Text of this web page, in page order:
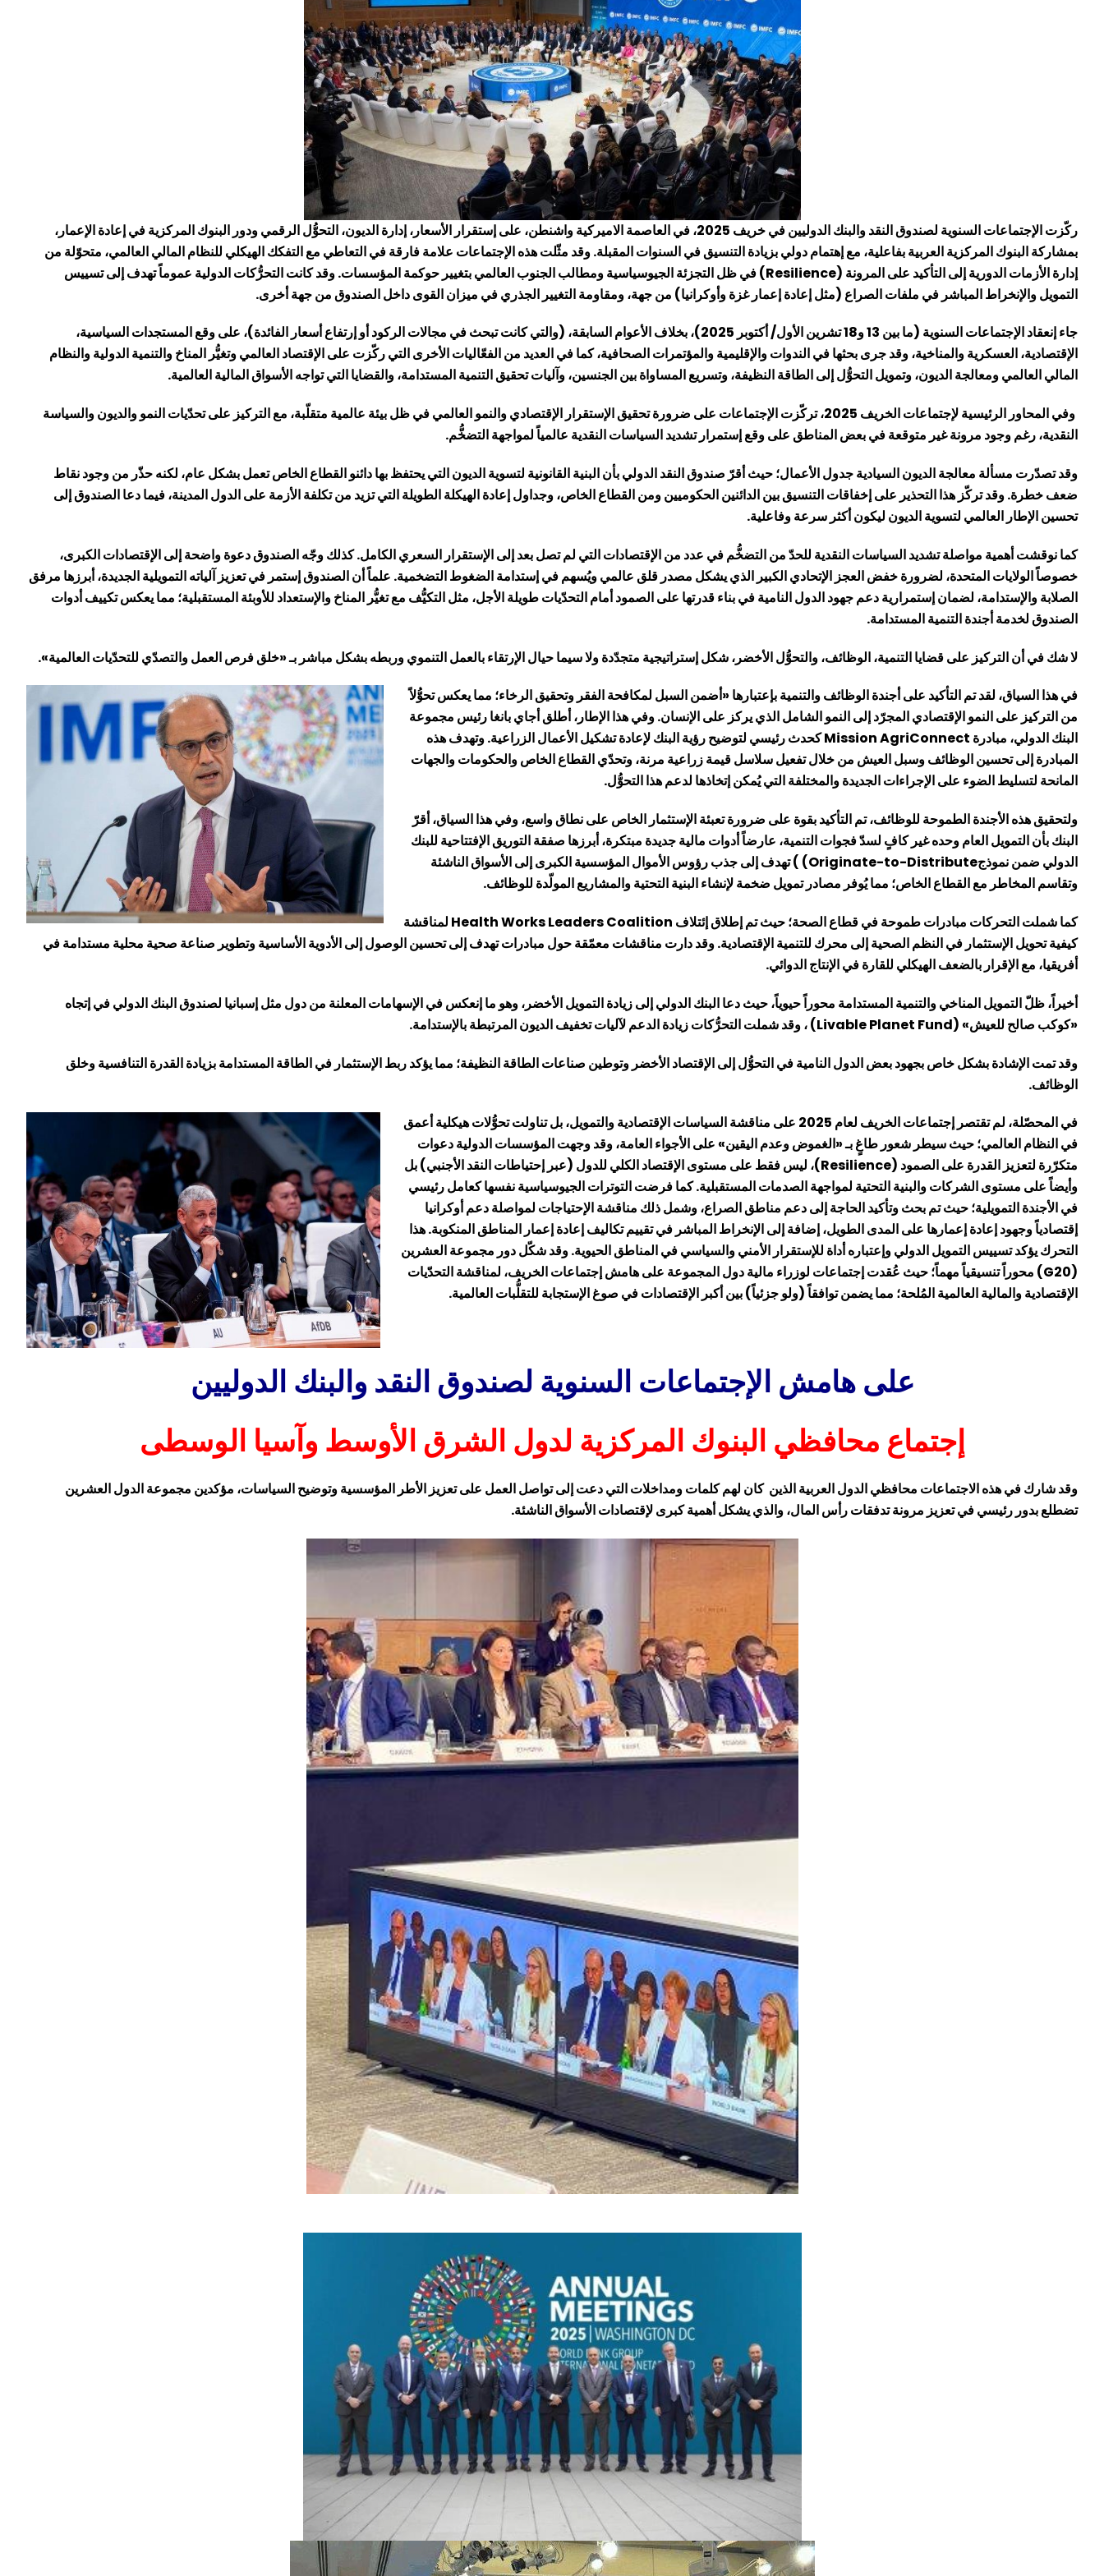
ركّزت الإجتماعات السنوية لصندوق النقد والبنك الدوليين في خريف 2025، في العاصمة الاميركية واشنطن، على إستقرار الأسعار، إدارة الديون، التحوُّل الرقمي ودور البنوك المركزية في إعادة الإعمار،
بمشاركة البنوك المركزية العربية بفاعلية، مع إهتمام دولي بزيادة التنسيق في السنوات المقبلة. وقد مثّلت هذه الإجتماعات علامة فارقة في التعاطي مع التفكك الهيكلي للنظام المالي العالمي، متحوّلة من
إدارة الأزمات الدورية إلى التأكيد على المرونة (Resilience) في ظل التجزئة الجيوسياسية ومطالب الجنوب العالمي بتغيير حوكمة المؤسسات. وقد كانت التحرُّكات الدولية عموماً تهدف إلى تسييس
التمويل والإنخراط المباشر في ملفات الصراع (مثل إعادة إعمار غزة وأوكرانيا) من جهة، ومقاومة التغيير الجذري في ميزان القوى داخل الصندوق من جهة أخرى.
جاء إنعقاد الإجتماعات السنوية (ما بين 13 و18 تشرين الأول/ أكتوبر 2025)، بخلاف الأعوام السابقة، (والتي كانت تبحث في مجالات الركود أو إرتفاع أسعار الفائدة)، على وقع المستجدات السياسية،
الإقتصادية، العسكرية والمناخية، وقد جرى بحثها في الندوات والإقليمية والمؤتمرات الصحافية، كما في العديد من الفعّاليات الأخرى التي ركّزت على الإقتصاد العالمي وتغيُّر المناخ والتنمية الدولية والنظام
المالي العالمي ومعالجة الديون، وتمويل التحوُّل إلى الطاقة النظيفة، وتسريع المساواة بين الجنسين، وآليات تحقيق التنمية المستدامة، والقضايا التي تواجه الأسواق المالية العالمية.
وفي المحاور الرئيسية لإجتماعات الخريف 2025، تركّزت الإجتماعات على ضرورة تحقيق الإستقرار الإقتصادي والنمو العالمي في ظل بيئة عالمية متقلّبة، مع التركيز على تحدّيات النمو والديون والسياسة
النقدية، رغم وجود مرونة غير متوقعة في بعض المناطق على وقع إستمرار تشديد السياسات النقدية عالمياً لمواجهة التضخُّم.
وقد تصدّرت مسألة معالجة الديون السيادية جدول الأعمال؛ حيث أقرّ صندوق النقد الدولي بأن البنية القانونية لتسوية الديون التي يحتفظ بها دائنو القطاع الخاص تعمل بشكل عام، لكنه حذّر من وجود نقاط
ضعف خطرة. وقد تركّز هذا التحذير على إخفاقات التنسيق بين الدائنين الحكوميين ومن القطاع الخاص، وجداول إعادة الهيكلة الطويلة التي تزيد من تكلفة الأزمة على الدول المدينة، فيما دعا الصندوق إلى
تحسين الإطار العالمي لتسوية الديون ليكون أكثر سرعة وفاعلية.
كما نوقشت أهمية مواصلة تشديد السياسات النقدية للحدّ من التضخُّم في عدد من الإقتصادات التي لم تصل بعد إلى الإستقرار السعري الكامل. كذلك وجّه الصندوق دعوة واضحة إلى الإقتصادات الكبرى،
خصوصاً الولايات المتحدة، لضرورة خفض العجز الإتحادي الكبير الذي يشكل مصدر قلق عالمي ويُسهم في إستدامة الضغوط التضخمية. علماً أن الصندوق إستمر في تعزيز آلياته التمويلية الجديدة، أبرزها مرفق
الصلابة والإستدامة، لضمان إستمرارية دعم جهود الدول النامية في بناء قدرتها على الصمود أمام التحدّيات طويلة الأجل، مثل التكيُّف مع تغيُّر المناخ والإستعداد للأوبئة المستقبلية؛ مما يعكس تكييف أدوات
الصندوق لخدمة أجندة التنمية المستدامة.
لا شك في أن التركيز على قضايا التنمية، الوظائف، والتحوُّل الأخضر، شكل إستراتيجية متجدّدة ولا سيما حيال الإرتقاء بالعمل التنموي وربطه بشكل مباشر بـ «خلق فرص العمل والتصدّي للتحدّيات العالمية».
في هذا السياق، لقد تم التأكيد على أجندة الوظائف والتنمية بإعتبارها «أضمن السبل لمكافحة الفقر وتحقيق الرخاء؛ مما يعكس تحوُّلاً
من التركيز على النمو الإقتصادي المجرّد إلى النمو الشامل الذي يركز على الإنسان. وفي هذا الإطار، أطلق أجاي بانغا رئيس مجموعة
البنك الدولي، مبادرة Mission AgriConnectكحدث رئيسي لتوضيح رؤية البنك لإعادة تشكيل الأعمال الزراعية. وتهدف هذه
المبادرة إلى تحسين الوظائف وسبل العيش من خلال تفعيل سلاسل قيمة زراعية مرنة، وتحدّي القطاع الخاص والحكومات والجهات
المانحة لتسليط الضوء على الإجراءات الجديدة والمختلفة التي يُمكن إتخاذها لدعم هذا التحوُّل.
ولتحقيق هذه الأجندة الطموحة للوظائف، تم التأكيد بقوة على ضرورة تعبئة الإستثمار الخاص على نطاق واسع، وفي هذا السياق، أقرّ
البنك بأن التمويل العام وحده غير كافٍ لسدّ فجوات التنمية، عارضاً أدوات مالية جديدة مبتكرة، أبرزها صفقة التوريق الإفتتاحية للبنك
الدولي ضمن نموذجOriginate-to-Distribute) ) تهدف إلى جذب رؤوس الأموال المؤسسية الكبرى إلى الأسواق الناشئة
وتقاسم المخاطر مع القطاع الخاص؛ مما يُوفر مصادر تمويل ضخمة لإنشاء البنية التحتية والمشاريع المولّدة للوظائف.
كما شملت التحركات مبادرات طموحة في قطاع الصحة؛ حيث تم إطلاق إئتلاف Health Works Leaders Coalition لمناقشة
كيفية تحويل الإستثمار في النظم الصحية إلى محرك للتنمية الإقتصادية. وقد دارت مناقشات معمّقة حول مبادرات تهدف إلى تحسين الوصول إلى الأدوية الأساسية وتطوير صناعة صحية محلية مستدامة في
أفريقيا، مع الإقرار بالضعف الهيكلي للقارة في الإنتاج الدوائي.
أخيراً، ظلّ التمويل المناخي والتنمية المستدامة محوراً حيوياً، حيث دعا البنك الدولي إلى زيادة التمويل الأخضر، وهو ما إنعكس في الإسهامات المعلنة من دول مثل إسبانيا لصندوق البنك الدولي في إتجاه
«كوكب صالح للعيش» (Livable Planet Fund) ، وقد شملت التحرُّكات زيادة الدعم لآليات تخفيف الديون المرتبطة بالإستدامة.
وقد تمت الإشادة بشكل خاص بجهود بعض الدول النامية في التحوُّل إلى الإقتصاد الأخضر وتوطين صناعات الطاقة النظيفة؛ مما يؤكد ربط الإستثمار في الطاقة المستدامة بزيادة القدرة التنافسية وخلق
الوظائف.
في المحصّلة، لم تقتصر إجتماعات الخريف لعام 2025 على مناقشة السياسات الإقتصادية والتمويل، بل تناولت تحوُّلات هيكلية أعمق
في النظام العالمي؛ حيث سيطر شعور طاغٍ بـ «الغموض وعدم اليقين» على الأجواء العامة، وقد وجهت المؤسسات الدولية دعوات
متكرّرة لتعزيز القدرة على الصمود (Resilience)، ليس فقط على مستوى الإقتصاد الكلي للدول (عبر إحتياطات النقد الأجنبي) بل
وأيضاً على مستوى الشركات والبنية التحتية لمواجهة الصدمات المستقبلية. كما فرضت التوترات الجيوسياسية نفسها كعامل رئيسي
في الأجندة التمويلية؛ حيث تم بحث وتأكيد الحاجة إلى دعم مناطق الصراع، وشمل ذلك مناقشة الإحتياجات لمواصلة دعم أوكرانيا
إقتصادياً وجهود إعادة إعمارها على المدى الطويل، إضافة إلى الإنخراط المباشر في تقييم تكاليف إعادة إعمار المناطق المنكوبة. هذا
التحرك يؤكد تسييس التمويل الدولي وإعتباره أداة للإستقرار الأمني والسياسي في المناطق الحيوية. وقد شكّل دور مجموعة العشرين
(
G20) محوراً تنسيقياً مهماً؛ حيث عُقدت إجتماعات لوزراء مالية دول المجموعة على هامش إجتماعات الخريف، لمناقشة التحدّيات
الإقتصادية والمالية العالمية المُلحة؛ مما يضمن توافقاً (ولو جزئياً) بين أكبر الإقتصادات في صوغ الإستجابة للتقلُّبات العالمية.
على هامش الإجتماعات السنوية لصندوق النقد والبنك الدوليين
إجتماع محافظي البنوك المركزية لدول الشرق الأوسط وآسيا الوسطى
وقد شارك في هذه الاجتماعات محافظي الدول العربية الذين كان لهم كلمات ومداخلات التي دعت إلى تواصل العمل على تعزيز الأطر المؤسسية وتوضيح السياسات، مؤكدين مجموعة الدول العشرين
تضطلع بدور رئيسي في تعزيز مرونة تدفقات رأس المال، والذي يشكل أهمية كبرى لإقتصادات الأسواق الناشئة.